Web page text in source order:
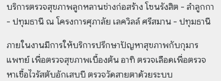
บริการตรวจสุขภาพลูกหลานช่างก่อสร้าง โซนรังสิต - ลำลูกกา
- ปทุมธานี ณ โครงการศุภาลัย เลควิลล์ ศรีสมาน - ปทุมธานี
ภายในงานมีการให้บริการปรึกษาปัญหาสุขภาพกับกุมาร
แพทย์ เพื่อตรวจสุขภาพเบื้องต้น อาทิ ตรวจเลือดเพื่อตรวจ
หาเชื้อไวรัสตับอักเสบบี ตรวจวัดสายตาด้วยระบบ